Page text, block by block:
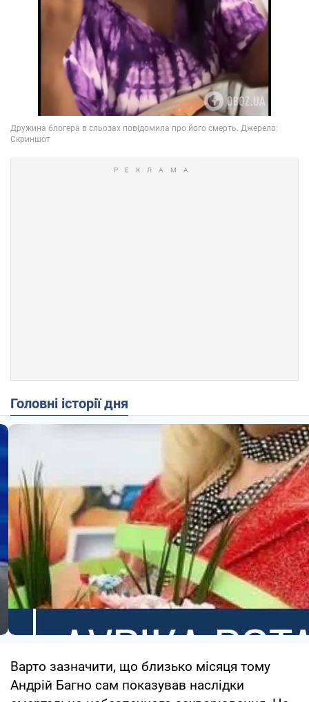
Головні історії дня
Варто зазначити, що близько місяця тому
Андрій Багно сам показував наслідки